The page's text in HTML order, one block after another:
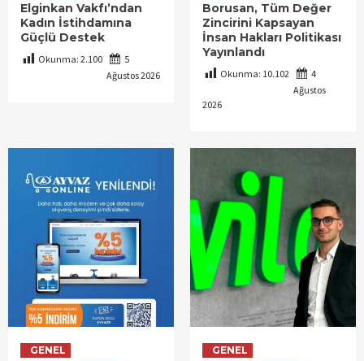
Elginkan Vakfı’ndan
Kadın İstihdamına
Güçlü Destek
Okunma: 2.100
5
Ağustos 2026
Borusan, Tüm Değer
Zincirini Kapsayan
İnsan Hakları Politikası
Yayınlandı
Okunma: 10.102
4
Ağustos
2026
GENEL
GENEL